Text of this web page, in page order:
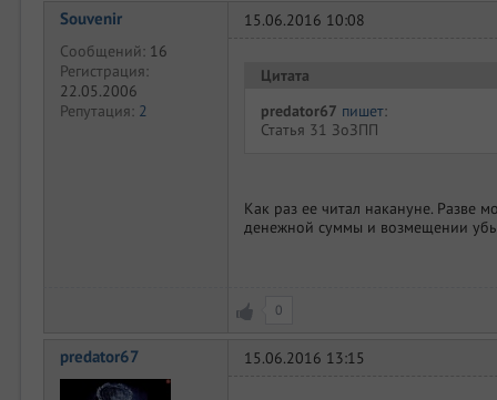
Souvenir
Сообщений: 16
Регистрация:
22.05.2006
Репутация: 2
15.06.2016 10:08
Цитата
predator67 пишет:
Статья 31 ЗоЗПП
Как раз ее читал накануне. Разве
денежной суммы и возмещении
0
predator67 15.06.2016 13:15